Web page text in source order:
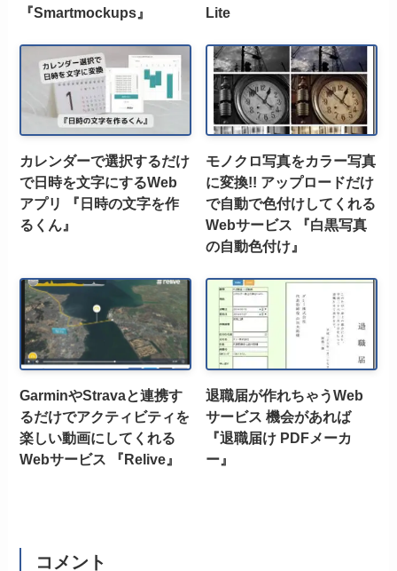
『Smartmockups』
Lite
カレンダーで選択するだけ
で日時を文字にするWeb
アプリ 『日時の文字を作
るくん』
モノクロ写真をカラー写真
に変換!! アップロードだけ
で自動で色付けしてくれる
Webサービス 『白黒写真
の自動色付け』
GarminやStravaと連携す
るだけでアクティビティを
楽しい動画にしてくれる
Webサービス 『Relive』
退職届が作れちゃうWeb
サービス 機会があれば
『退職届け PDFメーカ
ー』
コメント